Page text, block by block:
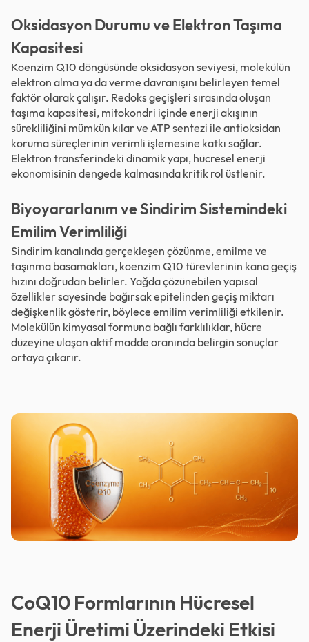
Oksidasyon Durumu ve Elektron Taşıma
Kapasitesi
Koenzim Q10 döngüsünde oksidasyon seviyesi, molekülün
elektron alma ya da verme davranışını belirleyen temel
faktör olarak çalışır. Redoks geçişleri sırasında oluşan
taşıma kapasitesi, mitokondri içinde enerji akışının
sürekliliğini mümkün kılar ve ATP sentezi ile antioksidan
koruma süreçlerinin verimli işlemesine katkı sağlar.
Elektron transferindeki dinamik yapı, hücresel enerji
ekonomisinin dengede kalmasında kritik rol üstlenir.
Biyoyararlanım ve Sindirim Sistemindeki
Emilim Verimliliği
Sindirim kanalında gerçekleşen çözünme, emilme ve
taşınma basamakları, koenzim Q10 türevlerinin kana geçiş
hızını doğrudan belirler. Yağda çözünebilen yapısal
özellikler sayesinde bağırsak epitelinden geçiş miktarı
değişkenlik gösterir, böylece emilim verimliliği etkilenir.
Molekülün kimyasal formuna bağlı farklılıklar, hücre
düzeyine ulaşan aktif madde oranında belirgin sonuçlar
ortaya çıkarır.
CoQ10 Formlarının Hücresel
Enerji Üretimi Üzerindeki Etkisi